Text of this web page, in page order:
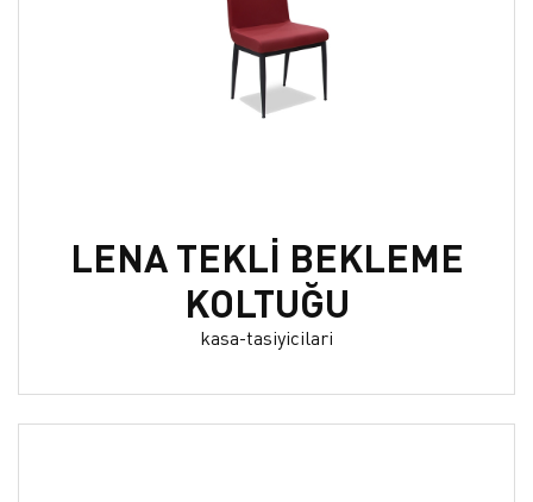
LENA TEKLİ BEKLEME
KOLTUĞU
kasa-tasiyicilari